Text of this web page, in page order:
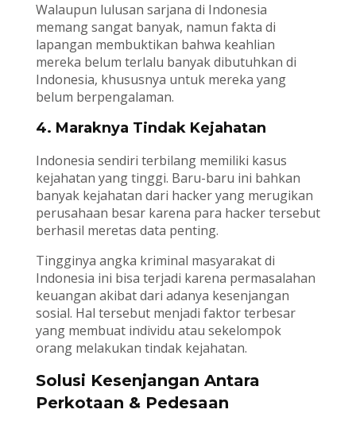
Walaupun lulusan sarjana di Indonesia
memang sangat banyak, namun fakta di
lapangan membuktikan bahwa keahlian
mereka belum terlalu banyak dibutuhkan di
Indonesia, khususnya untuk mereka yang
belum berpengalaman.
4. Maraknya Tindak Kejahatan
Indonesia sendiri terbilang memiliki kasus
kejahatan yang tinggi. Baru-baru ini bahkan
banyak kejahatan dari hacker yang merugikan
perusahaan besar karena para hacker tersebut
berhasil meretas data penting.
Tingginya angka kriminal masyarakat di
Indonesia ini bisa terjadi karena permasalahan
keuangan akibat dari adanya kesenjangan
sosial. Hal tersebut menjadi faktor terbesar
yang membuat individu atau sekelompok
orang melakukan tindak kejahatan.
Solusi Kesenjangan Antara
Perkotaan & Pedesaan